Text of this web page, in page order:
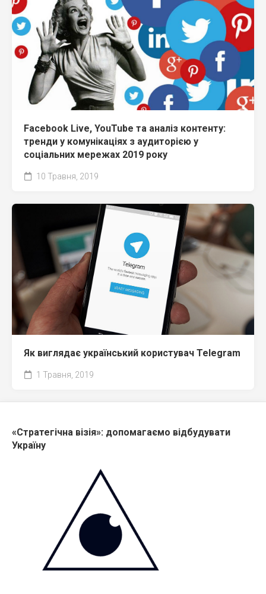
Facebook Live, YouTube та аналіз контенту:
тренди у комунікаціях з аудиторією у
соціальних мережах 2019 року
10 Травня, 2019
Як виглядає український користувач Telegram
1 Травня, 2019
«Стратегічна візія»: допомагаємо відбудувати
Україну